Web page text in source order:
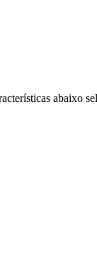
abaixo